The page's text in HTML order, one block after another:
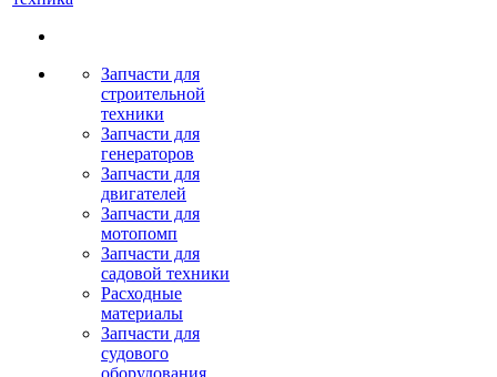
Запчасти для
строительной
техники
Запчасти для
генераторов
Запчасти для
двигателей
Запчасти для
мотопомп
Запчасти для
садовой техники
Расходные
материалы
Запчасти для
судового
оборудования